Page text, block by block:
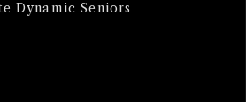
Dynamic Seniors